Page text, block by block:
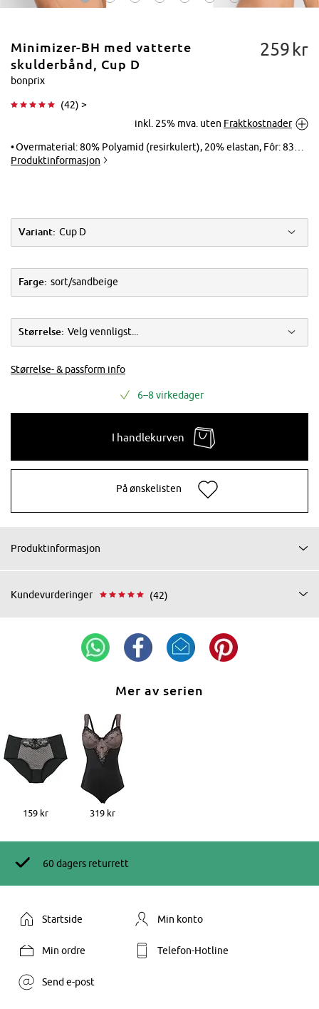
forstørre
Minimizer-BH med vatterte
skulderbånd, Cup D
bonprix
(42) >
259 kr
inkl. 25% mva. uten Fraktkostnader
Overmaterial: 80% Polyamid (resirkulert), 20% elastan, Fôr: 83% polyamid, 17% elastan, Blonder: 56% polyamid, 32% Polyamid (resirkulert), 12% elastan
Produktinformasjon
Variant: Cup D
Farge: sort/sandbeige
Størrelse: Velg vennligst...
Størrelse- & passform info
6–8 virkedager
I handlekurven
På ønskelisten
Produktinformasjon
Kundevurderinger (42)
Mer av serien
159 kr 319 kr
60 dagers returrett
Startside Min konto
Min ordre Telefon-Hotline
Send e-post